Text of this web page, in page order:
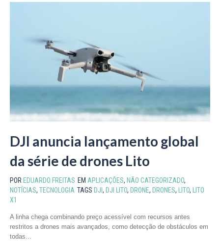
DJI anuncia lançamento global
da série de drones Lito
POR EDUARDO FREITAS EM APLICAÇÕES, NÃO CATEGORIZADO,
NOTÍCIAS, TECNOLOGIA TAGS DJI , DJI LITO, DRONE, DRONES, LITO,
LITO
X1
A linha chega combinando preço acessível com recursos antes
restritos a drones mais avançados, como detecção de obstáculos em
todas...